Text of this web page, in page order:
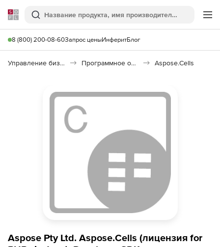
Softline
Поиск
8 (800) 200-08-60Запрос ценыИнферитБлог
Управление бизнесом, CRM/ERP Программное обеспечение для работы с документами Aspose.Cells
Aspose Pty Ltd. Aspose.Cells (лицензия for